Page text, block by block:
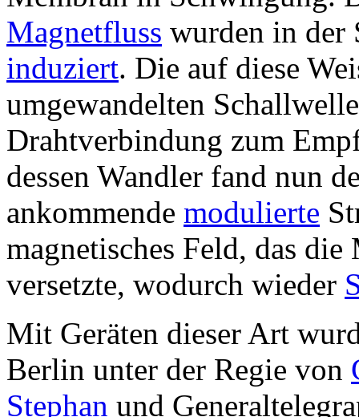
Magnetfluss wurden in der
induziert. Die auf diese
umgewandelten
Drahtverbindung zum
dessen Wandler fand nun
ankommende modulierte
magnetisches Feld, das
versetzte, wodurch wieder
Mit Geräten dieser Art
Berlin unter der Regie von
Stephan und